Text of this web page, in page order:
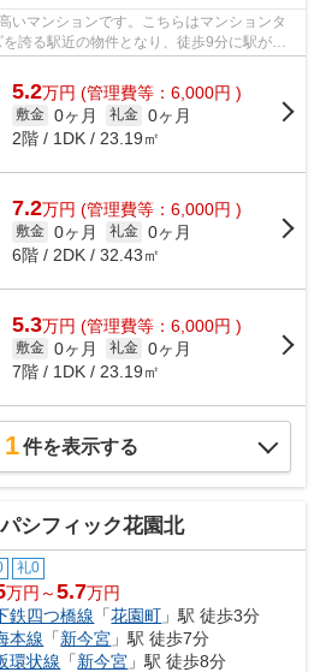
いマンションです。こちらはマンションタ
誇る駅近の物件となり、徒歩9分に駅があ
5.2万円 (管理費等：6,000円 )
敷金 0ヶ月 礼金 0ヶ月
2階 / 1DK / 23.19㎡
7.2万円 (管理費等：6,000円 )
敷金 0ヶ月 礼金 0ヶ月
6階 / 2DK / 32.43㎡
5.3万円 (管理費等：6,000円 )
敷金 0ヶ月 礼金 0ヶ月
7階 / 1DK / 23.19㎡
1件を表示する
シフィック花園北
礼0
万円～5.7万円
鉄四つ橋線 「花園町 」駅 徒歩3分
本線 「新今宮 」駅 徒歩7分
環状線 「新今宮 」駅 徒歩8分